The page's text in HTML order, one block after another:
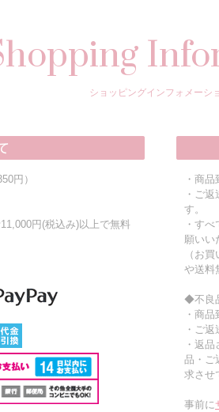
ショッピングインフォメーシ
円）
円(税込み)以上で無料
・商
・ご
す。
・す
願いい
（お
や送料
◆不良
・商
・ご
・返
品・ご
求させ
事前に